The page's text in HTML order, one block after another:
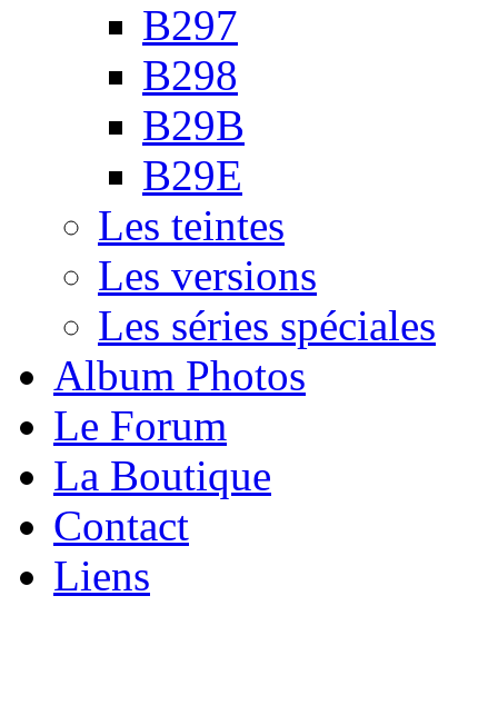
B297
B298
B29B
B29E
Les teintes
Les versions
Les séries spéciales
Album Photos
Le Forum
La Boutique
Contact
Liens